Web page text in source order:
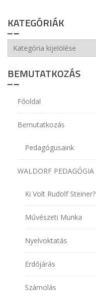
KATEGÓRIÁK
Kategóriák
BEMUTATKOZÁS
Főoldal
Bemutatkozás
Pedagógusaink
WALDORF PEDAGÓGIA
Ki Volt Rudolf Steiner?
Művészeti Munka
Nyelvoktatás
Erdőjárás
Számolás